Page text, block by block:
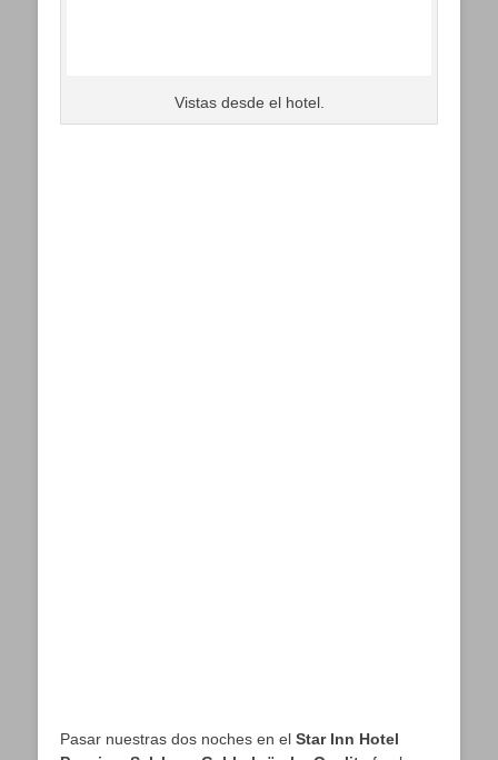
Vistas desde el hotel.
Pasar nuestras dos noches en el Star Inn Hotel